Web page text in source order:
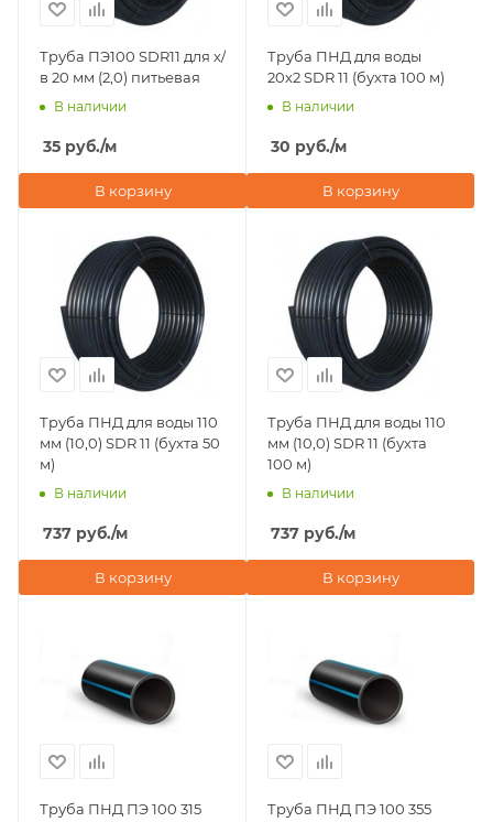
Труба ПЭ100 SDR11 для х/
в 20 мм (2,0) питьевая
В наличии
35 руб./м
В корзину
Труба ПНД для воды
20х2 SDR 11 (бухта 100 м)
В наличии
30 руб./м
В корзину
Труба ПНД для воды 110
мм (10,0) SDR 11 (бухта 50
м)
В наличии
737 руб./м
В корзину
Труба ПНД для воды 110
мм (10,0) SDR 11 (бухта
100 м)
В наличии
737 руб./м
В корзину
Труба ПНД ПЭ 100 315
Труба ПНД ПЭ 100 355